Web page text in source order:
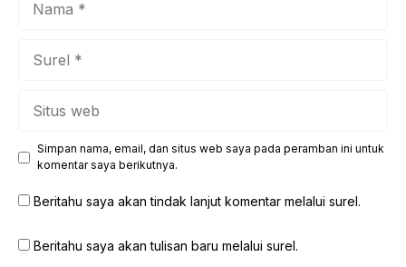
Simpan nama, email, dan situs web saya pada peramban ini untuk
komentar saya berikutnya.
Beritahu saya akan tindak lanjut komentar melalui surel.
Beritahu saya akan tulisan baru melalui surel.